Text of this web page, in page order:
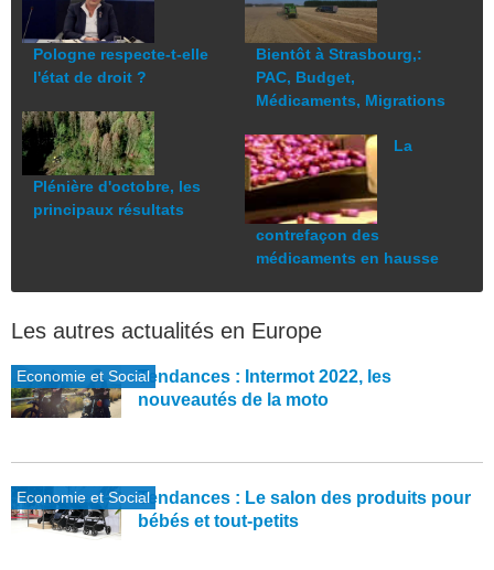
Pologne respecte-t-elle
l'état de droit ?
Plénière d'octobre, les
principaux résultats
Bientôt à Strasbourg,:
PAC, Budget,
Médicaments, Migrations
La
contrefaçon des
médicaments en hausse
Les autres actualités en Europe
Economie et SocialTendances : Intermot 2022, les
nouveautés de la moto
Economie et SocialTendances : Le salon des produits pour
bébés et tout-petits